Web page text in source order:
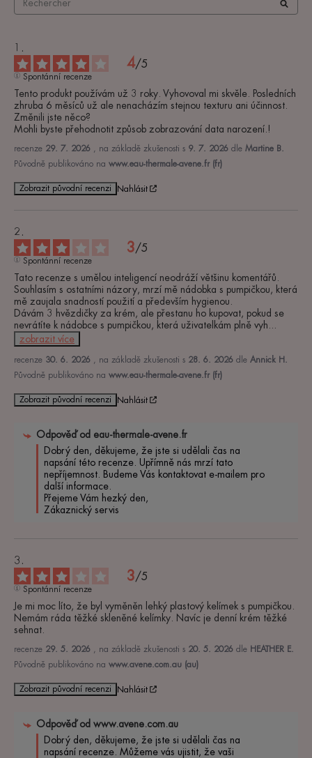
4/5
Spontánní recenze
Tento produkt používám už 3 roky. Vyhovoval mi skvěle. Posledních
zhruba 6 měsíců už ale nenacházím stejnou texturu ani účinnost.
Změnili jste něco?
Mohli byste přehodnotit způsob zobrazování data narození.!
recenze 29. 7. 2026 , na základě zkušenosti s 9. 7. 2026 dle Martine B.
Původně publikováno na www.eau-thermale-avene.fr (fr)
Zobrazit původní recenzi Nahlásit
3/5
Spontánní recenze
Tato recenze s umělou inteligencí neodráží většinu komentářů.
Souhlasím s ostatními názory, mrzí mě nádobka s pumpičkou, která
mě zaujala snadností použití a především hygienou.
Dávám 3 hvězdičky za krém, ale přestanu ho kupovat, pokud se
nevrátíte k nádobce s pumpičkou, která uživatelkám plně vyh
zobrazit více
recenze 30. 6. 2026 , na základě zkušenosti s 28. 6. 2026 dle Annick H.
Původně publikováno na www.eau-thermale-avene.fr (fr)
Zobrazit původní recenzi Nahlásit
Odpověď od eau-thermale-avene.fr
Dobrý den, děkujeme, že jste si udělali čas na
napsání této recenze. Upřímně nás mrzí tato
nepříjemnost. Budeme Vás kontaktovat e-mailem pro
další informace.
Přejeme Vám hezký den,
Zákaznický servis
3/5
Spontánní recenze
Je mi moc líto, že byl vyměněn lehký plastový kelímek s pumpičkou.
Nemám ráda těžké skleněné kelímky. Navíc je denní krém těžké
sehnat.
recenze 29. 5. 2026 , na základě zkušenosti s 20. 5. 2026 dle HEATHER E.
Původně publikováno na www.avene.com.au (au)
Zobrazit původní recenzi Nahlásit
Odpověď od www.avene.com.au
Dobrý den, děkujeme, že jste si udělali čas na
napsání recenze. Můžeme vás ujistit, že vaši